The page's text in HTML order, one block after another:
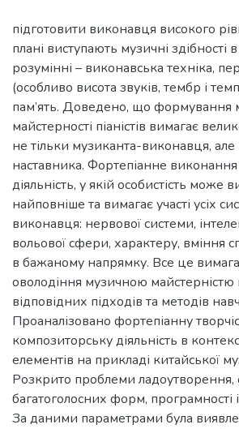
підготовити виконавця високого
плані виступають музичні здібності
розумінні – виконавська техніка,
(особливо висота звуків, тембр і
пам’ять. Доведено, що формування
майстерності піаністів вимагає
не тільки музиканта-виконавця, але
наставника. Фортепіанне
діяльність, у якій особистість може
найповніше та вимагає участі усіх
виконавця: нервової системи,
вольової сфери, характеру, вміння
в бажаному напрямку. Все це
оволодіння музичною майстерністю
відповідних підходів та методів
Проаналізовано фортепіанну
композиторську діяльність в
елементів на прикладі китайської
Розкрито проблеми ладоутворення,
багатоголосних форм, програмності
За даними параметрами була